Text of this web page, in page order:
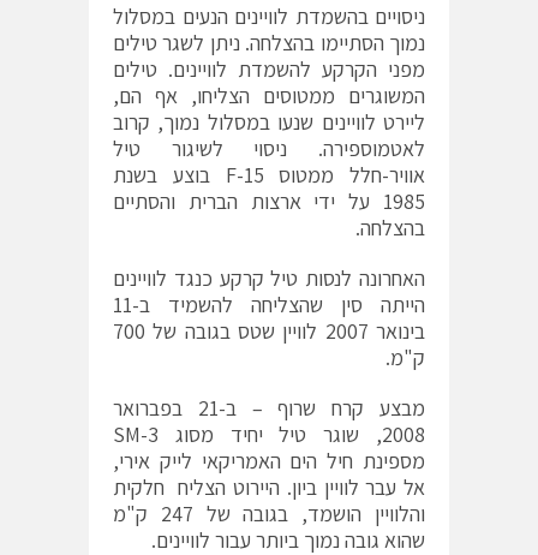
ניסויים בהשמדת לוויינים הנעים במסלול
נמוך הסתיימו בהצלחה. ניתן לשגר טילים
מפני הקרקע להשמדת לוויינים. טילים
המשוגרים ממטוסים הצליחו, אף הם,
ליירט לוויינים שנעו במסלול נמוך, קרוב
לאטמוספירה. ניסוי לשיגור טיל
אוויר-חלל ממטוס F-15 בוצע בשנת
1985 על ידי ארצות הברית והסתיים
בהצלחה.
האחרונה לנסות טיל קרקע כנגד לוויינים
הייתה סין שהצליחה להשמיד ב-11
בינואר 2007 לוויין שטס בגובה של 700
ק"מ.
מבצע קרח שרוף – ב-21 בפברואר
2008, שוגר טיל יחיד מסוג SM-3
מספינת חיל הים האמריקאי לייק אירי,
אל עבר לוויין ביון. היירוט הצליח חלקית
והלוויין הושמד, בגובה של 247 ק"מ
שהוא גובה נמוך ביותר עבור לוויינים.